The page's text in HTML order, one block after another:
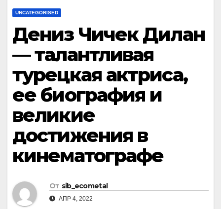
UNCATEGORISED
Дениз Чичек Дилан
— талантливая
турецкая актриса,
ее биография и
великие
достижения в
кинематографе
От sib_ecometal
АПР 4, 2022